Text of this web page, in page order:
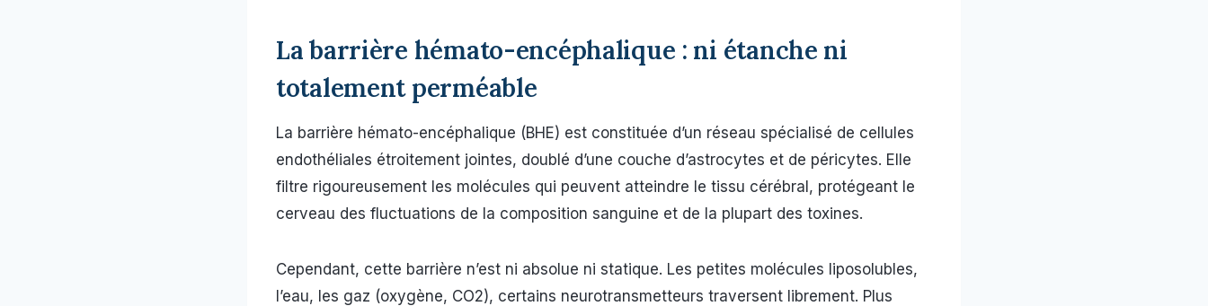
La barrière hémato-encéphalique : ni étanche ni
totalement perméable
La barrière hémato-encéphalique (BHE) est constituée d’un réseau spécialisé de cellules
endothéliales étroitement jointes, doublé d’une couche d’astrocytes et de péricytes. Elle
filtre rigoureusement les molécules qui peuvent atteindre le tissu cérébral, protégeant le
cerveau des fluctuations de la composition sanguine et de la plupart des toxines.
Cependant, cette barrière n’est ni absolue ni statique. Les petites molécules liposolubles,
l’eau, les gaz (oxygène, CO2), certains neurotransmetteurs traversent librement. Plus